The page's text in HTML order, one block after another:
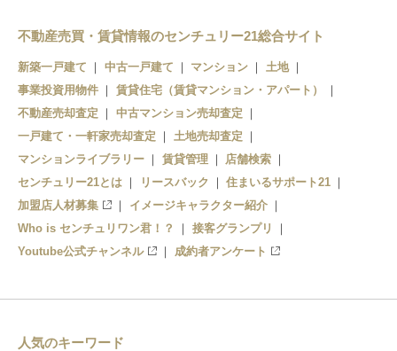
王寺
不動産売買・賃貸情報のセンチュリー21総合サイト
新築一戸建て 中古一戸建て マンション
土地
事業投資用物件
賃貸住宅（賃貸マンション・アパート）
不動産売却査定
中古マンション売却査定
一戸建て・一軒家売却査定
土地売却査定
マンションライブラリー
賃貸管理
店舗検索
センチュリー21とは
リースバック
住まいるサポート21
加盟店人材募集
イメージキャラクター紹介
Who is センチュリワン君！？
接客グランプリ
Youtube公式チャンネル
成約者アンケート
人気のキーワード